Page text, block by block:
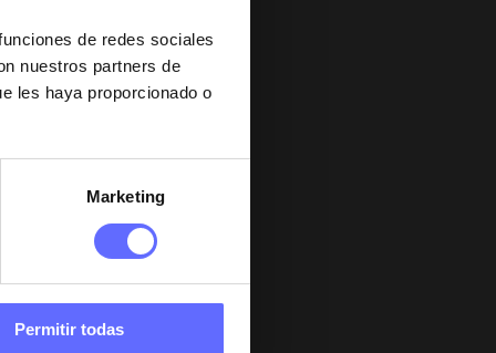
de redes sociales
nuestros partners de
les haya proporcionado o
Marketing
Permitir todas
permite evitar
implementado
tiempo
que los que
brindando